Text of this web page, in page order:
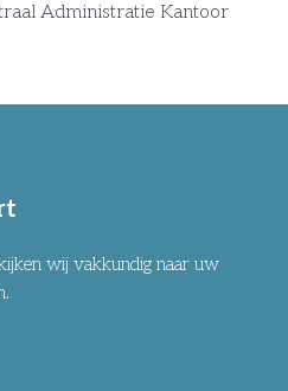
Administratie Kantoor
wij vakkundig naar uw